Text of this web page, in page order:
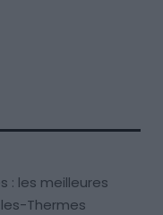
: les meilleures
Thermes